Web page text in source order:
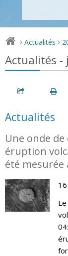
> Actualités >
Actualités -
Actualités
Une onde
éruption
été mesurée